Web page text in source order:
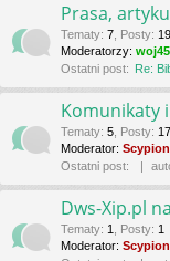
Prasa,
Tematy: 7 Posty: 19
Moderatorzy: woj45
Ostatni post: Re:
Komunikaty
Tematy: 5 Posty: 17
Moderator: Scypion
Ostatni post:
Dws-Xip.pl
Tematy: 1 Posty: 1
Moderator: Scypion